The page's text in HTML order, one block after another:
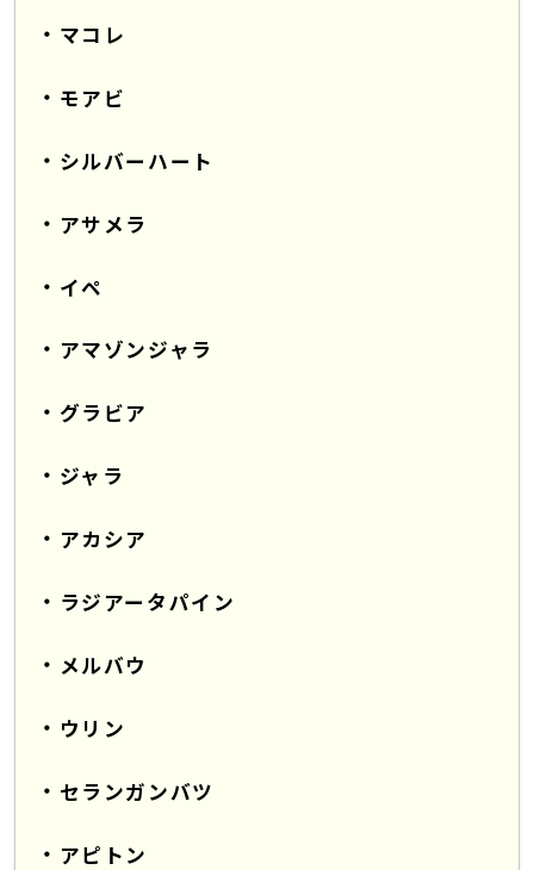
マコレ
モアビ
シルバーハート
アサメラ
イペ
アマゾンジャラ
グラビア
ジャラ
アカシア
ラジアータパイン
メルバウ
ウリン
セランガンバツ
アピトン